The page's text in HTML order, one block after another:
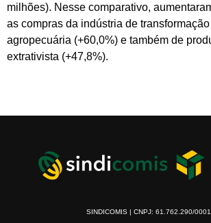
milhões). Nesse comparativo,
as compras da indústria de
agropecuária (+60,0%) e também de
extrativista (+47,8%).
SINDICOMIS | CNPJ: 61.762.290/